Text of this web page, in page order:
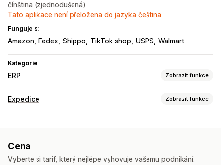
čínština (zjednodušená)
Tato aplikace není přeložena do jazyka čeština
Funguje s:
Amazon Fedex Shippo TikTok shop USPS Walmart
Kategorie
ERP Zobrazit funkce
Zpracování objednávek
Synchronizace objednávek
Expedice Zobrazit funkce
Ověření adresy
Skenování čárových kódů Vychystávací seznamy
Cena
Vyberte si tarif, který nejlépe vyhovuje vašemu podnikání.